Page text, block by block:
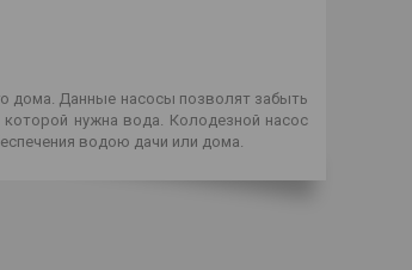
дома. Данные насосы позволят забыть
нужна вода. Колодезной насос
водою дачи или дома.